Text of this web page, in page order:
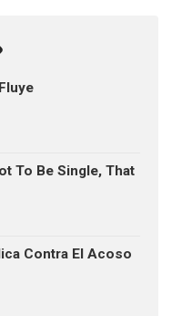
To Be Single, That
Contra El Acoso